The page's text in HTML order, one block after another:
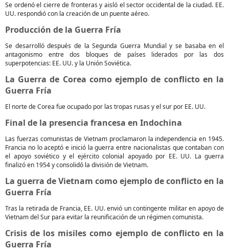
Se ordenó el cierre de fronteras y aisló el sector occidental de la ciudad. EE.
UU. respondió con la creación de un puente aéreo.
Producción de la Guerra Fría
Se desarrolló después de la Segunda Guerra Mundial y se basaba en el
antagonismo entre dos bloques de países liderados por las dos
superpotencias: EE. UU. y la Unión Soviética.
La Guerra de Corea como ejemplo de conflicto en la
Guerra Fría
El norte de Corea fue ocupado por las tropas rusas y el sur por EE. UU.
Final de la presencia francesa en Indochina
Las fuerzas comunistas de Vietnam proclamaron la independencia en 1945.
Francia no lo aceptó e inició la guerra entre nacionalistas que contaban con
el apoyo soviético y el ejército colonial apoyado por EE. UU. La guerra
finalizó en 1954 y consolidó la división de Vietnam.
La guerra de Vietnam como ejemplo de conflicto en la
Guerra Fría
Tras la retirada de Francia, EE. UU. envió un contingente militar en apoyo de
Vietnam del Sur para evitar la reunificación de un régimen comunista.
Crisis de los misiles como ejemplo de conflicto en la
Guerra Fría